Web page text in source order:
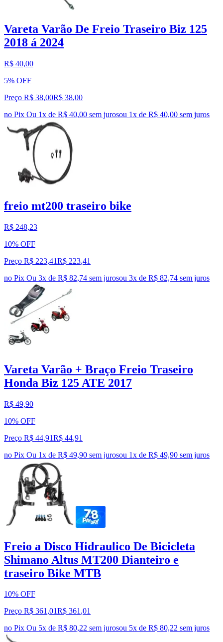
Vareta Varão De Freio Traseiro Biz 125
2018 á 2024
R$ 40,00
5% OFF
Preço R$ 38,00R$ 38,00
no Pix Ou 1x de R$ 40,00 sem jurosou 1x de R$ 40,00 sem juros
freio mt200 traseiro bike
R$ 248,23
10% OFF
Preço R$ 223,41R$ 223,41
no Pix Ou 3x de R$ 82,74 sem jurosou 3x de R$ 82,74 sem juros
Vareta Varão + Braço Freio Traseiro
Honda Biz 125 ATE 2017
R$ 49,90
10% OFF
Preço R$ 44,91R$ 44,91
no Pix Ou 1x de R$ 49,90 sem jurosou 1x de R$ 49,90 sem juros
Freio a Disco Hidraulico De Bicicleta
Shimano Altus MT200 Dianteiro e
traseiro Bike MTB
10% OFF
Preço R$ 361,01R$ 361,01
no Pix Ou 5x de R$ 80,22 sem jurosou 5x de R$ 80,22 sem juros